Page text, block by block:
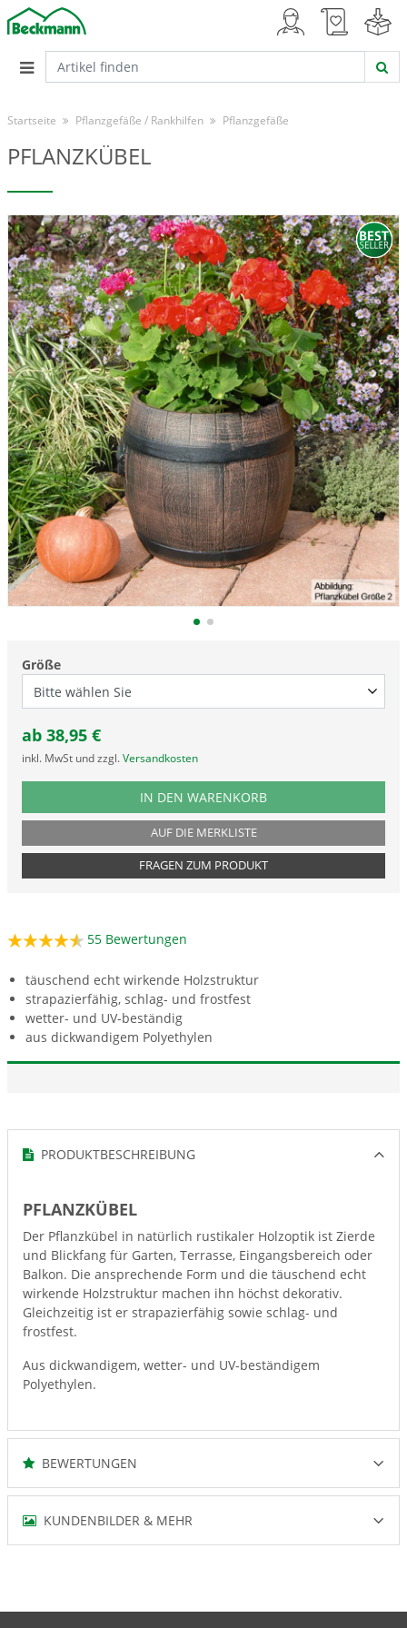
Startseite Pflanzgefäße / Rankhilfen Pflanzgefäße
PFLANZKÜBEL
Größe
ab 38,95 €
inkl. MwSt und zzgl. Versandkosten
PRODUKTNUMMER HZ1
IN DEN WARENKORB
AUF DIE MERKLISTE
FRAGEN ZUM PRODUKT
55 Bewertungen
täuschend echt wirkende Holzstruktur
strapazierfähig, schlag- und frostfest
wetter- und UV-beständig
aus dickwandigem Polyethylen
PRODUKTBESCHREIBUNG
PFLANZKÜBEL
Der Pflanzkübel in natürlich rustikaler Holzoptik ist Zierde
und Blickfang für Garten, Terrasse, Eingangsbereich oder
Balkon. Die ansprechende Form und die täuschend echt
wirkende Holzstruktur machen ihn höchst dekorativ.
Gleichzeitig ist er strapazierfähig sowie schlag- und
frostfest.
Aus dickwandigem, wetter- und UV-beständigem
Polyethylen.
BEWERTUNGEN
KUNDENBILDER & MEHR